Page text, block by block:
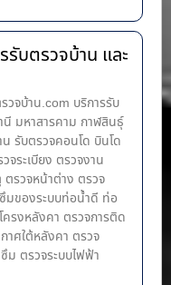
บตรวจบ้าน และ
วจบ้าน.com บริการรับ
มหาสารคาม กาฬสินธุ์
รับตรวจคอนโด บินโด
ระเบียง ตรวจงาน
รวจหน้าต่าง​ ตรวจ
มของระบบท่อน้ำ​ดี ท่อ
ครงหลังคา ตรวจการติด
าศใต้หลังคา ตรวจ
ตรวจระบบไฟฟ้า